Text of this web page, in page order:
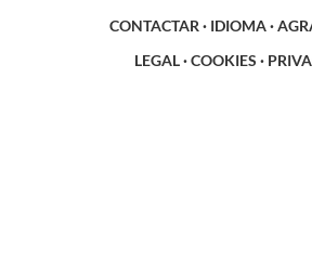
CONTACTAR · IDIOMA·
LEGAL·COOKIES ·